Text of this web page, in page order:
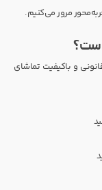
مرور می‌کنیم.
و باکیفیت تماشای